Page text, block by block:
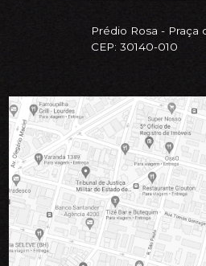
Prédio Rosa -
CEP: 30140-010